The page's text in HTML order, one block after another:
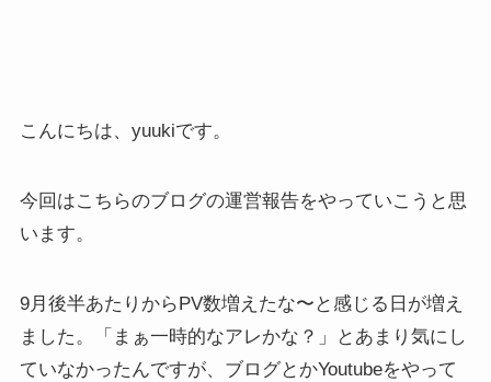
こんにちは、yuukiです。
今回はこちらのブログの運営報告をやっていこうと思
います。
9月後半あたりからPV数増えたな〜と感じる日が増え
ました。「まぁ一時的なアレかな？」とあまり気にし
ていなかったんですが、ブログとかYoutubeをやって